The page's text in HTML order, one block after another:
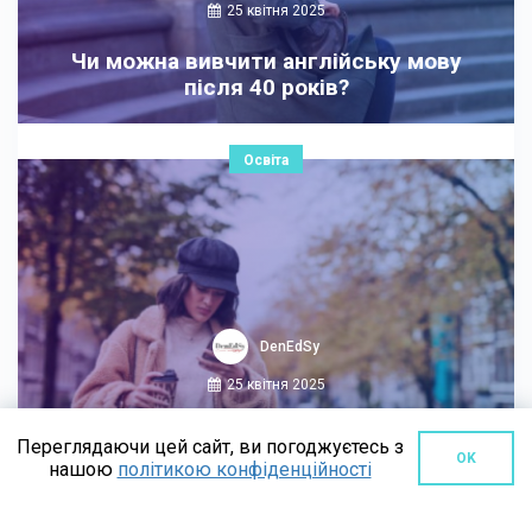
25 квітня 2025
Чи можна вивчити англійську мову
після 40 років?
Освіта
DenEdSy
25 квітня 2025
Вчу англійську мову онлайн, цікавлюсь
британською культурою наживо
Переглядаючи цей сайт, ви погоджуєтесь з
нашою політикою конфіденційності OK